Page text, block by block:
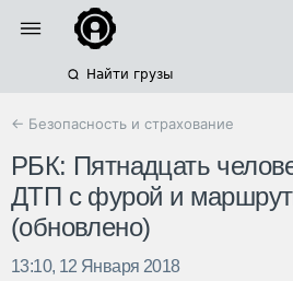
Найти грузы
← Безопасность и страхование
РБК: Пятнадцать
ДТП с фурой и
(обновлено)
13:10, 12 Января 2018